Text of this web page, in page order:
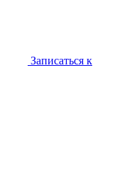
Записаться к